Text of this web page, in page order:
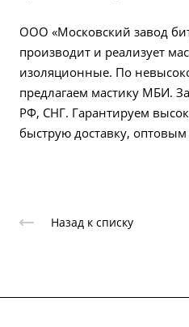
ООО «Московский завод
производит и реализует
изоляционные. По
предлагаем мастику МБИ.
РФ, СНГ. Гарантируем
быструю доставку,
Назад к списку